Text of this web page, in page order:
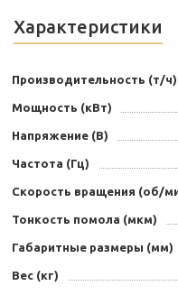
Характеристики
Производительность (т/ч)
Мощность (кВт)
Напряжение (В)
Частота (Гц)
Скорость вращения (об/
Тонкость помола (мкм)
Габаритные размеры (мм)
Вес (кг)